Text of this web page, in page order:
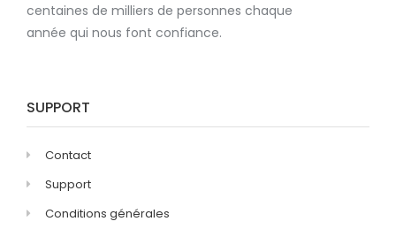
centaines de milliers de personnes chaque
année qui nous font confiance.
SUPPORT
Contact
Support
Conditions générales